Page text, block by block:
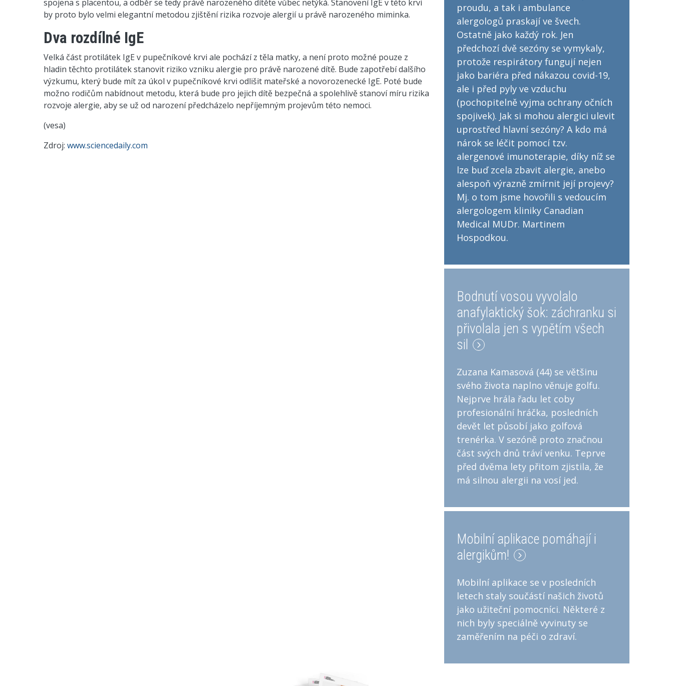
spojena s placentou, a odběr se tedy právě narozeného dítěte vůbec netýká. Stanovení IgE v této krvi
by proto bylo velmi elegantní metodou zjištění rizika rozvoje alergií u právě narozeného miminka.
Dva rozdílné IgE
Velká část protilátek IgE v pupečníkové krvi ale pochází z těla matky, a není proto možné pouze z
hladin těchto protilátek stanovit riziko vzniku alergie pro právě narozené dítě. Bude zapotřebí dalšího
výzkumu, který bude mít za úkol v pupečníkové krvi odlišit mateřské a novorozenecké IgE. Poté bude
možno rodičům nabídnout metodu, která bude pro jejich dítě bezpečná a spolehlivě stanoví míru rizika
rozvoje alergie, aby se už od narození předcházelo nepříjemným projevům této nemoci.
(vesa)
Zdroj: www.sciencedaily.com
proudu, a tak i ambulance
alergologů praskají ve švech.
Ostatně jako každý rok. Jen
předchozí dvě sezóny se vymykaly,
protože respirátory fungují nejen
jako bariéra před nákazou covid-19,
ale i před pyly ve vzduchu
(pochopitelně vyjma ochrany očních
spojivek). Jak si mohou alergici ulevit
uprostřed hlavní sezóny? A kdo má
nárok se léčit pomocí tzv.
alergenové imunoterapie, díky níž se
lze buď zcela zbavit alergie, anebo
alespoň výrazně zmírnit její projevy?
Mj. o tom jsme hovořili s vedoucím
alergologem kliniky Canadian
Medical MUDr. Martinem
Hospodkou.
Bodnutí vosou vyvolalo
anafylaktický šok: záchranku si
přivolala jen s vypětím všech
sil
Zuzana Kamasová (44) se většinu
svého života naplno věnuje golfu.
Nejprve hrála řadu let coby
profesionální hráčka, posledních
devět let působí jako golfová
trenérka. V sezóně proto značnou
část svých dnů tráví venku. Teprve
před dvěma lety přitom zjistila, že
má silnou alergii na vosí jed.
Mobilní aplikace pomáhají i
alergikům!
Mobilní aplikace se v posledních
letech staly součástí našich životů
jako užiteční pomocníci. Některé z
nich byly speciálně vyvinuty se
zaměřením na péči o zdraví.